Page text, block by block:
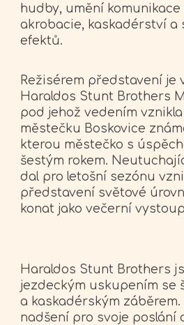
hudby, umění komunikace
akrobacie, kaskadérství a
efektů.
Režisérem představení je
Haraldos Stunt Brothers
pod jehož vedením
městečku Boskovice
kterou městečko s
šestým rokem.
dal pro letošní sezónu
představení světové
konat jako večerní
Haraldos Stunt Brothers
jezdeckým uskupením se
a kaskadérským
nadšení pro svoje poslání